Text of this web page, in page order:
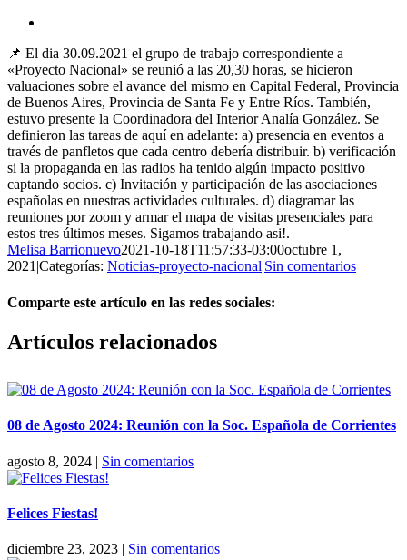
más
grande
📌 El dia 30.09.2021 el grupo de trabajo correspondiente a
«Proyecto Nacional» se reunió a las 20,30 horas, se hicieron
valuaciones sobre el avance del mismo en Capital Federal, Provincia
de Buenos Aires, Provincia de Santa Fe y Entre Ríos. También,
estuvo presente la Coordinadora del Interior Analía González. Se
definieron las tareas de aquí en adelante: a) presencia en eventos a
través de panfletos que cada centro debería distribuir. b) verificación
si la propaganda en las radios ha tenido algún impacto positivo
captando socios. c) Invitación y participación de las asociaciones
españolas en nuestras actividades culturales. d) diagramar las
reuniones por zoom y armar el mapa de visitas presenciales para
estos tres últimos meses. Sigamos trabajando asi!.
Melisa Barrionuevo2021-10-18T11:57:33-03:00octubre 1,
2021|Categorías: Noticias-proyecto-nacional|Sin comentarios
Comparte este artículo en las redes sociales:
Facebook
X
Reddit
LinkedIn
Pinterest
Vk
Artículos relacionados
08 de Agosto 2024: Reunión con la Soc. Española de Corrientes
agosto 8, 2024 | Sin comentarios
Felices Fiestas!
diciembre 23, 2023 | Sin comentarios